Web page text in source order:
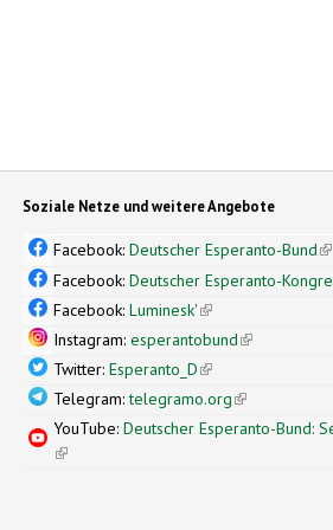
Soziale Netze und weitere Angebote
Facebook:Deutscher Esperanto-Bund
Facebook:Deutscher Esperanto-
Facebook:Luminesk'(link is external)
Instagram:esperantobund(link is
Twitter:Esperanto_D(link is external)
Telegram:telegramo.org(link is
YouTube:Deutscher Esperanto-Bund:
(link is external)